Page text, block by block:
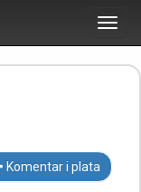
Komentar i plata